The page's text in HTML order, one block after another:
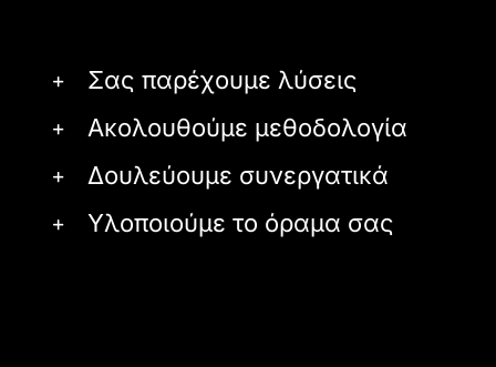
Σας παρέχουμε λύσεις
Ακολουθούμε μεθοδολογία
Δουλεύουμε συνεργατικά
Υλοποιούμε το όραμα σας